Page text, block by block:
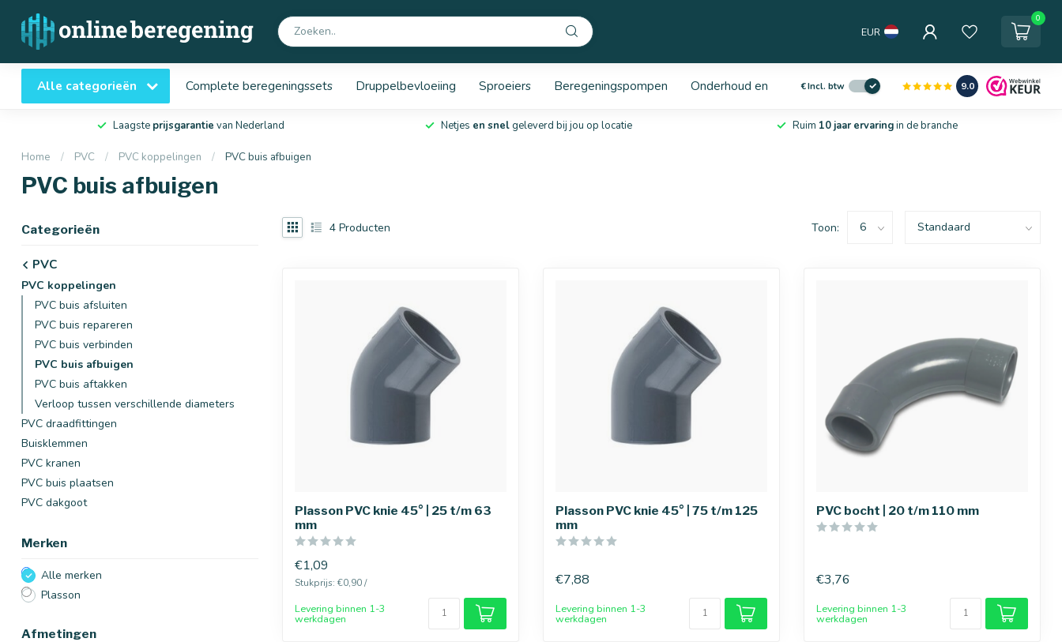
EUR
0
Alle categorieën Complete beregeningssets Druppelbevloeiing Sproeiers Beregeningspompen Onderhoud en service
€Incl. btw 9.0
Laagste prijsgarantie van Nederland Netjes en snelgeleverd bij jou op locatie Ruim 10 jaar ervaringin de branche
Home / PVC / PVC koppelingen / PVC buis afbuigen
PVC buis afbuigen
Categorieën
PVC
PVC koppelingen
PVC buis afsluiten
PVC buis repareren
PVC buis verbinden
PVC buis afbuigen
PVC buis aftakken
Verloop tussen verschillende diameters
PVC draadfittingen
Buisklemmen
PVC kranen
PVC buis plaatsen
PVC dakgoot
Merken
Alle merken
Plasson
Afmetingen
4 Producten Toon:
Plasson PVC knie 45° | 25 t/m 63
mm
€1,09
Stukprijs: €0,90 /
Levering binnen 1-3
werkdagen
Plasson PVC knie 45° | 75 t/m 125
mm
€7,88
Levering binnen 1-3
werkdagen
PVC bocht | 20 t/m 110 mm
€3,76
Levering binnen 1-3
werkdagen